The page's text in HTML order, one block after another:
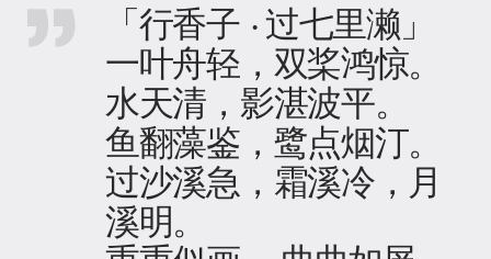
「行香子 · 过七里濑」
一叶舟轻，双桨鸿惊。
水天清，影湛波平。
鱼翻藻鉴，鹭点烟汀。
过沙溪急，霜溪冷，月
溪明。